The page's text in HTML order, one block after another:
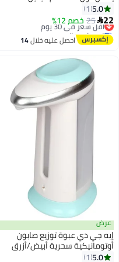
5.0
1
22
25خصم 12%
أقل سعر في 30 يوم
توصيل مجاني
أقل سعر في 30 يوماحصل عليه خلال14
اغسطس
عرض
إيه جي دي عبوة توزيع صابون
أوتومانيكية سحرية أبيض/أزرق
5.0
1